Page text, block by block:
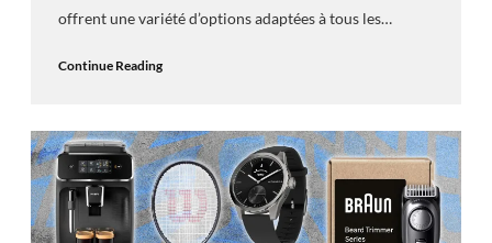
offrent une variété d’options adaptées à tous les…
Continue Reading